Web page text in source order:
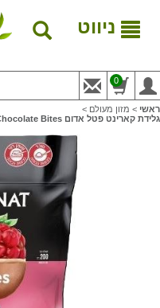
ניווט
0
ראשי > מזון מעולם >
גלידת קארינט פטל אדום KARINAT Frozen Raspberry Chocolate Bites